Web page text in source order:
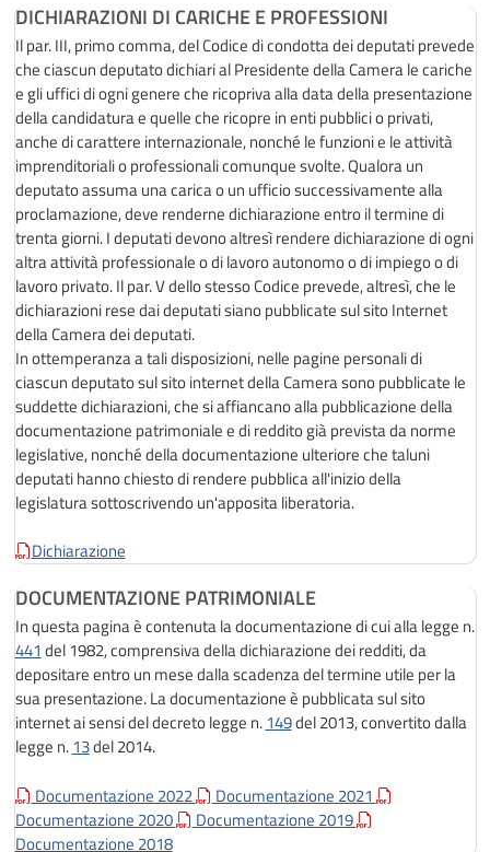
DICHIARAZIONI DI CARICHE E PROFESSIONI
Il par. III, primo comma, del Codice di condotta dei deputati prevede
che ciascun deputato dichiari al Presidente della Camera le cariche
e gli uffici di ogni genere che ricopriva alla data della presentazione
della candidatura e quelle che ricopre in enti pubblici o privati,
anche di carattere internazionale, nonché le funzioni e le attività
imprenditoriali o professionali comunque svolte. Qualora un
deputato assuma una carica o un ufficio successivamente alla
proclamazione, deve renderne dichiarazione entro il termine di
trenta giorni. I deputati devono altresì rendere dichiarazione di ogni
altra attività professionale o di lavoro autonomo o di impiego o di
lavoro privato. Il par. V dello stesso Codice prevede, altresì, che le
dichiarazioni rese dai deputati siano pubblicate sul sito Internet
della Camera dei deputati.
In ottemperanza a tali disposizioni, nelle pagine personali di
ciascun deputato sul sito internet della Camera sono pubblicate le
suddette dichiarazioni, che si affiancano alla pubblicazione della
documentazione patrimoniale e di reddito già prevista da norme
legislative, nonché della documentazione ulteriore che taluni
deputati hanno chiesto di rendere pubblica all'inizio della
legislatura sottoscrivendo un'apposita liberatoria.
Dichiarazione
DOCUMENTAZIONE PATRIMONIALE
In questa pagina è contenuta la documentazione di cui alla legge n.
441 del 1982, comprensiva della dichiarazione dei redditi, da
depositare entro un mese dalla scadenza del termine utile per la
sua presentazione. La documentazione è pubblicata sul sito
internet ai sensi del decreto legge n.149del 2013, convertito dalla
legge n.13del 2014.
Documentazione 2022
Documentazione 2021
Documentazione 2020
Documentazione 2019
Documentazione 2018